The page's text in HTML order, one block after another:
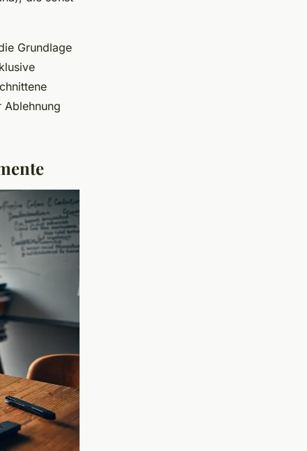
Grundlage
Ablehnung